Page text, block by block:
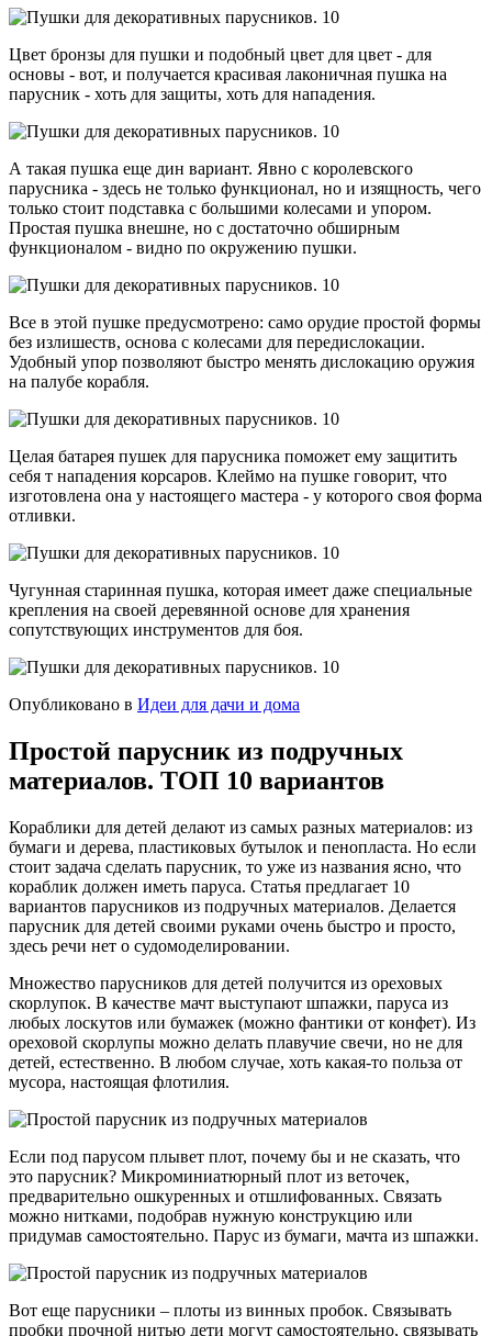
Цвет бронзы для пушки и подобный цвет для цвет - для
основы - вот, и получается красивая лаконичная пушка на
парусник - хоть для защиты, хоть для нападения.
А такая пушка еще дин вариант. Явно с королевского
парусника - здесь не только функционал, но и изящность, чего
только стоит подставка с большими колесами и упором.
Простая пушка внешне, но с достаточно обширным
функционалом - видно по окружению пушки.
Все в этой пушке предусмотрено: само орудие простой формы
без излишеств, основа с колесами для передислокации.
Удобный упор позволяют быстро менять дислокацию оружия
на палубе корабля.
Целая батарея пушек для парусника поможет ему защитить
себя т нападения корсаров. Клеймо на пушке говорит, что
изготовлена она у настоящего мастера - у которого своя форма
отливки.
Чугунная старинная пушка, которая имеет даже специальные
крепления на своей деревянной основе для хранения
сопутствующих инструментов для боя.
Опубликовано в Идеи для дачи и дома
Простой парусник из подручных
материалов. ТОП 10 вариантов
Кораблики для детей делают из самых разных материалов: из
бумаги и дерева, пластиковых бутылок и пенопласта. Но если
стоит задача сделать парусник, то уже из названия ясно, что
кораблик должен иметь паруса. Статья предлагает 10
вариантов парусников из подручных материалов. Делается
парусник для детей своими руками очень быстро и просто,
здесь речи нет о судомоделировании.
Множество парусников для детей получится из ореховых
скорлупок. В качестве мачт выступают шпажки, паруса из
любых лоскутов или бумажек (можно фантики от конфет). Из
ореховой скорлупы можно делать плавучие свечи, но не для
детей, естественно. В любом случае, хоть какая-то польза от
мусора, настоящая флотилия.
Если под парусом плывет плот, почему бы и не сказать, что
это парусник? Микроминиатюрный плот из веточек,
предварительно ошкуренных и отшлифованных. Связать
можно нитками, подобрав нужную конструкцию или
придумав самостоятельно. Парус из бумаги, мачта из шпажки.
Вот еще парусники – плоты из винных пробок. Связывать
пробки прочной нитью дети могут самостоятельно, связывать